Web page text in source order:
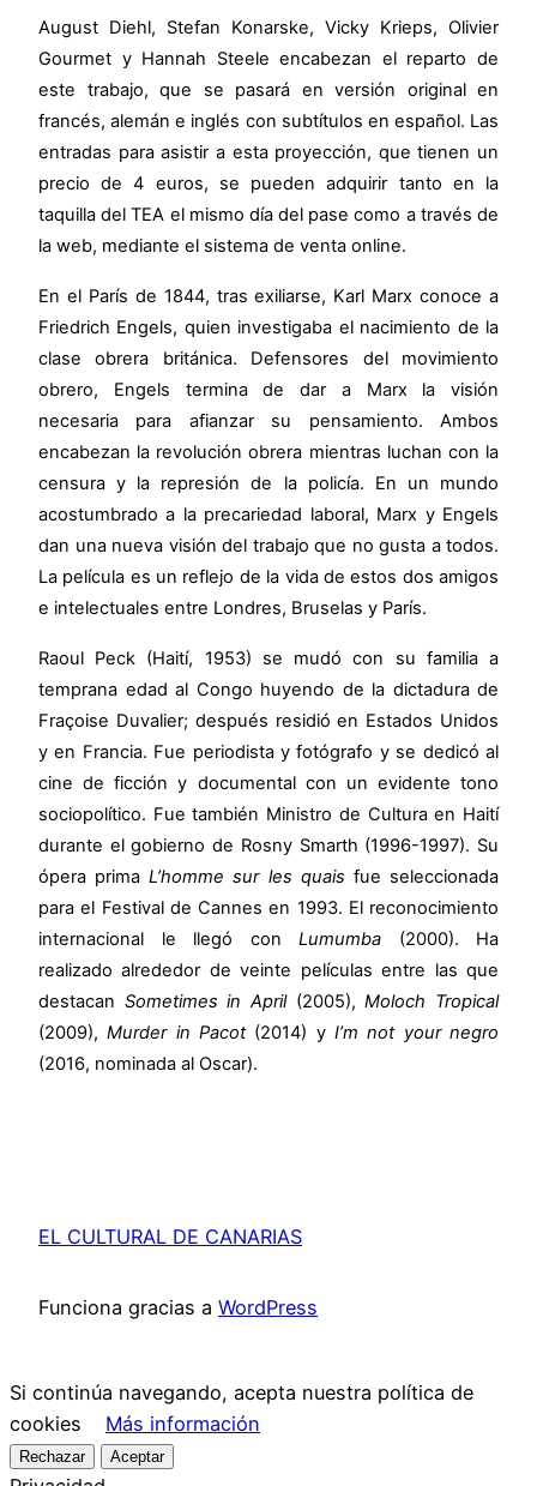
August Diehl, Stefan Konarske, Vicky Krieps, Olivier
Gourmet y Hannah Steele encabezan el reparto de
este trabajo, que se pasará en versión original en
francés, alemán e inglés con subtítulos en español. Las
entradas para asistir a esta proyección, que tienen un
precio de 4 euros, se pueden adquirir tanto en la
taquilla del TEA el mismo día del pase como a través de
la web, mediante el sistema de venta online.
En el París de 1844, tras exiliarse, Karl Marx conoce a
Friedrich Engels, quien investigaba el nacimiento de la
clase obrera británica. Defensores del movimiento
obrero, Engels termina de dar a Marx la visión
necesaria para afianzar su pensamiento. Ambos
encabezan la revolución obrera mientras luchan con la
censura y la represión de la policía. En un mundo
acostumbrado a la precariedad laboral, Marx y Engels
dan una nueva visión del trabajo que no gusta a todos.
La película es un reflejo de la vida de estos dos amigos
e intelectuales entre Londres, Bruselas y París.
Raoul Peck (Haití, 1953) se mudó con su familia a
temprana edad al Congo huyendo de la dictadura de
Fraçoise Duvalier; después residió en Estados Unidos
y en Francia. Fue periodista y fotógrafo y se dedicó al
cine de ficción y documental con un evidente tono
sociopolítico. Fue también Ministro de Cultura en Haití
durante el gobierno de Rosny Smarth (1996-1997). Su
ópera primaL’homme sur les quais fue seleccionada
para el Festival de Cannes en 1993. El reconocimiento
internacional le llegó con Lumumba (2000). Ha
realizado alrededor de veinte películas entre las que
destacan Sometimes in April(2005),Moloch Tropical
(2009),Murder in Pacot(2014) yI’m not your negro
(2016, nominada al Oscar).
EL CULTURAL DE CANARIAS
Funciona gracias a WordPress
Si continúa navegando, acepta nuestra política de
cookies Más información
Rechazar Aceptar